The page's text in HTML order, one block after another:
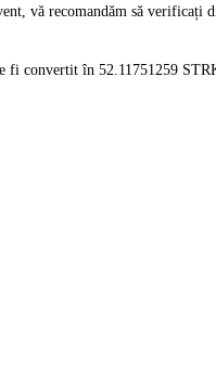
vă recomandăm să verificați
fi convertit în 52.11751259